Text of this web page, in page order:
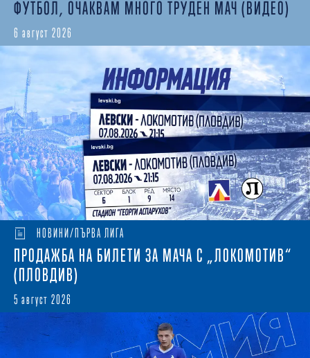
ФУТБОЛ, ОЧАКВАМ МНОГО ТРУДЕН МАЧ (ВИДЕО)
6 август 2026
НОВИНИ/ПЪРВА ЛИГА
ПРОДАЖБА НА БИЛЕТИ ЗА МАЧА С „ЛОКОМОТИВ“
(ПЛОВДИВ)
5 август 2026